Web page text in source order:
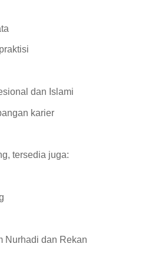
dan Islami
karier
tersedia juga:
Nurhadi dan Rekan